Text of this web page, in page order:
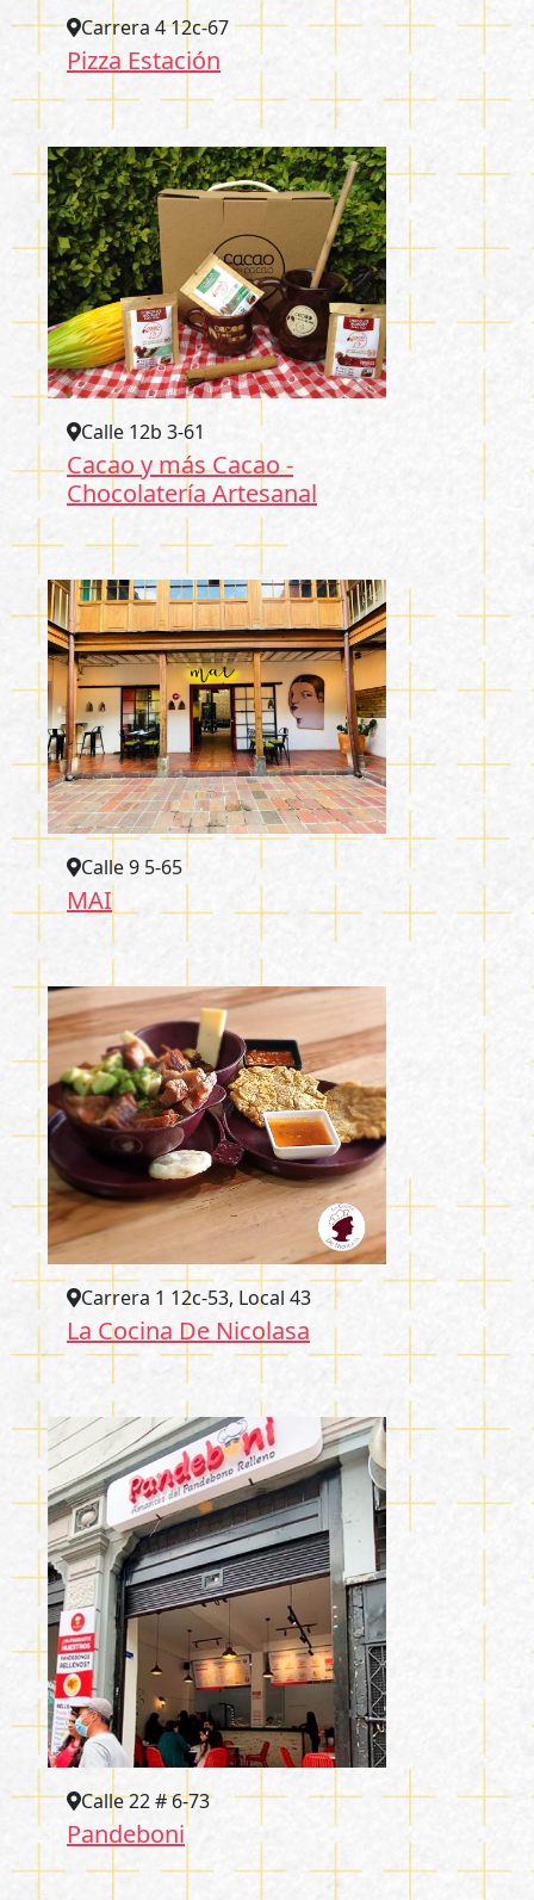
Carrera 4 12c-67
Pizza Estación
Calle 12b 3-61
Cacao y más Cacao -
Chocolatería Artesanal
Calle 9 5-65
MAI
Carrera 1 12c-53, Local 43
La Cocina De Nicolasa
Calle 22 # 6-73
Pandeboni